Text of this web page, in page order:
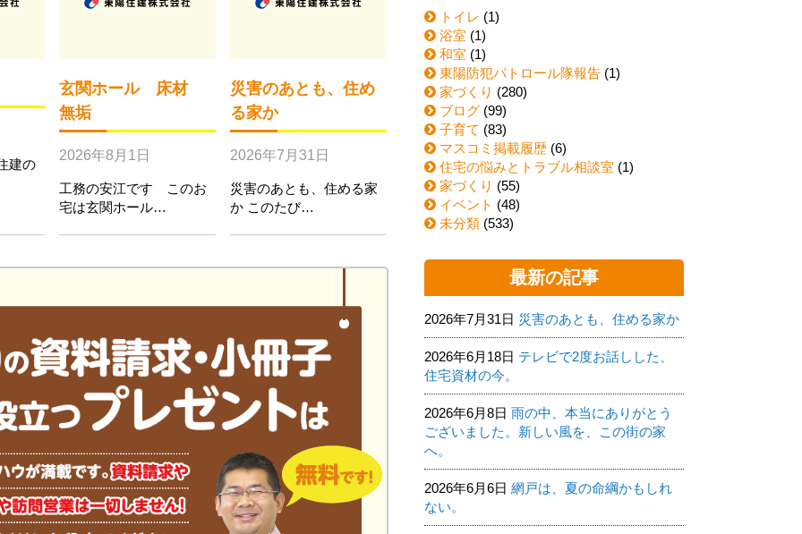
建の
玄関ホール 床材
無垢
2026年8月1日
工務の安江です このお
宅は玄関ホール…
災害のあとも、住め
る家か
2026年7月31日
災害のあとも、住める家
か このたび…
トイレ (1)
浴室 (1)
和室 (1)
東陽防犯パトロール隊報告 (1)
家づくり (280)
ブログ (99)
子育て (83)
マスコミ掲載履歴 (6)
住宅の悩みとトラブル相談室 (1)
家づくり (55)
イベント (48)
未分類 (533)
最新の記事
2026年7月31日 災害のあとも、住める家か
2026年6月18日 テレビで2度お話しした、
住宅資材の今。
2026年6月8日 雨の中、本当にありがとう
ございました。新しい風を、この街の家
へ。
2026年6月6日 網戸は、夏の命綱かもしれ
ない。